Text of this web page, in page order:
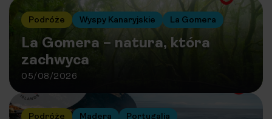
Podróże Wyspy Kanaryjskie La Gomera
La Gomera – natura, która
zachwyca
05/08/2026
Podróże Madera Portugalia